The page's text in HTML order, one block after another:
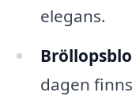
elegans.
dagen